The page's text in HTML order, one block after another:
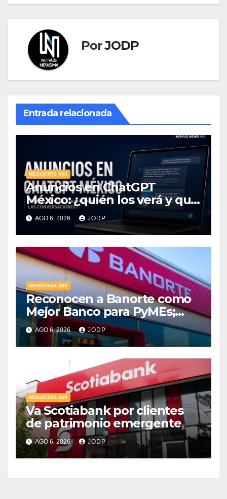
PorJODP
Entrada relacionada
NEGOCIOS 360
Anuncios en ChatGPT
México: ¿quién los verá y qué
pasará con las
conversaciones?
AGO 6, 2026 JODP
NEGOCIOS 360
Reconocen a Banorte como
Mejor Banco para PyMEs;
supera 14% del mercado
crediticio
AGO 6, 2026 JODP
NEGOCIOS 360
Va Scotiabank por clientes
de patrimonio emergente
AGO 6, 2026 JODP